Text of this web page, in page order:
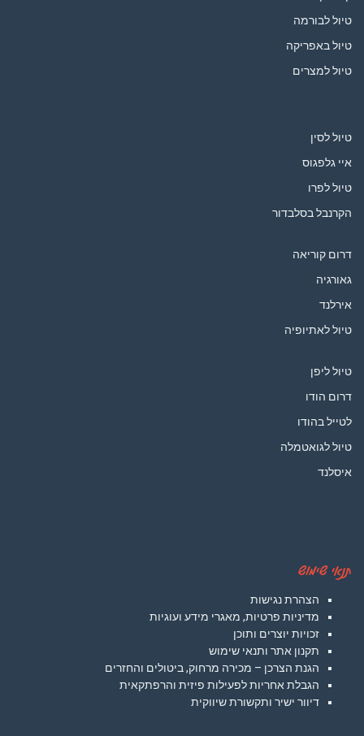
טיול לבורמה
טיול באפריקה
טיול למצרים
טיול לסין
איי גלפגוס
טיול לפרו
הקרנבל בסלבדור
דרום קוריאה
גאורגיה
אירלנד
טיול לאתיופיה
טיול ליפן
דרום הודו
לטייל בהודו
טיול לגואטמלה
איסלנד
תנאי שימוש
הצהרת נגישות
מדיניות פרטיות, מאגרי מידע ועוגיות
זכויות יוצרים ותוכן
תקנון אתר ותנאי שימוש
הגנת הצרכן – מכירה מרחוק, ביטולים והחזרים
הגבלת אחריות לפעילות פיזית והרפתקאית
דיוור ישיר ותקשורת שיווקית